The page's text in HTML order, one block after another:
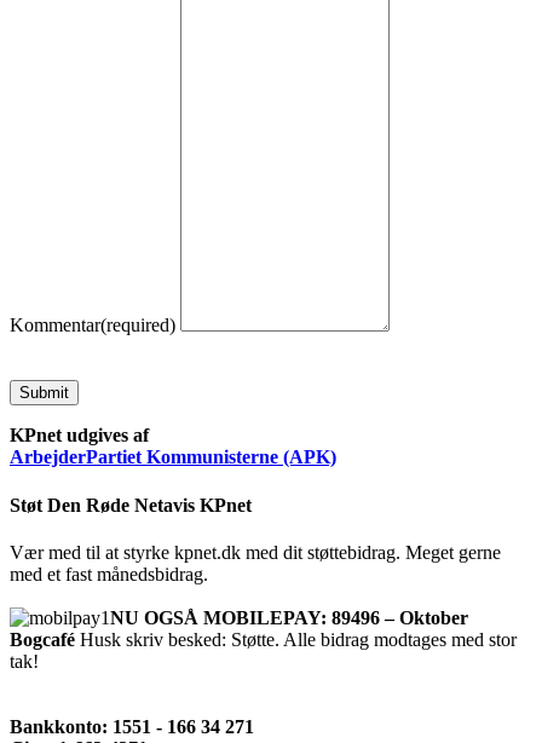
Kommentar(required)
Submit
KPnet udgives af
ArbejderPartiet Kommunisterne (APK)
Støt Den Røde Netavis KPnet
Vær med til at styrke kpnet.dk med dit støttebidrag. Meget gerne
med et fast månedsbidrag.
NU OGSÅ MOBILEPAY: 89496 – Oktober
Bogcafé Husk skriv besked: Støtte. Alle bidrag modtages med stor
tak!
Bankkonto: 1551 - 166 34 271